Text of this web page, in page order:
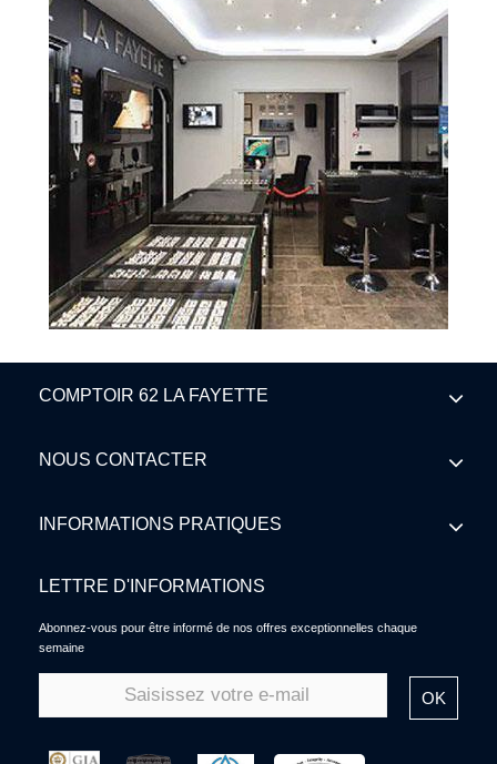
COMPTOIR 62 LA FAYETTE
NOUS CONTACTER
INFORMATIONS PRATIQUES
LETTRE D'INFORMATIONS
Abonnez-vous pour être informé de nos offres exceptionnelles chaque
semaine
OK